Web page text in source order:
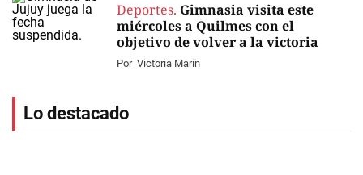
Deportes. Gimnasia visita este
miércoles a Quilmes con el
objetivo de volver a la victoria
Por Victoria Marín
Lo destacado